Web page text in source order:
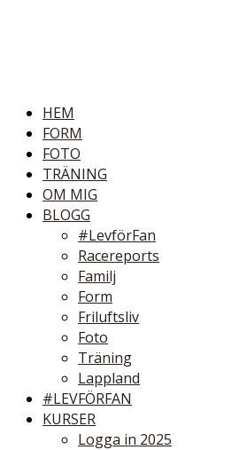
HEM
FORM
FOTO
TRÄNING
OM MIG
BLOGG
#LevförFan
Racereports
Familj
Form
Friluftsliv
Foto
Träning
Lappland
#LEVFÖRFAN
KURSER
Logga in 2025